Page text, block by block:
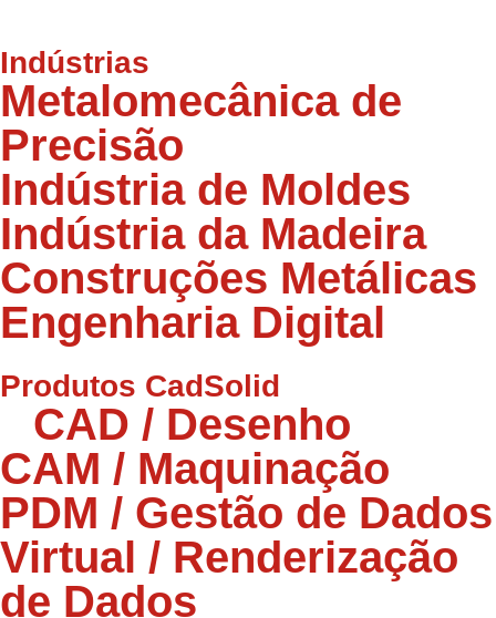
Indústrias
Metalomecânica de
Precisão
Indústria de Moldes
Indústria da Madeira
Construções Metálicas
Engenharia Digital
Produtos CadSolid
CAD / Desenho
CAM / Maquinação
PDM / Gestão de Dados
Virtual / Renderização
de Dados